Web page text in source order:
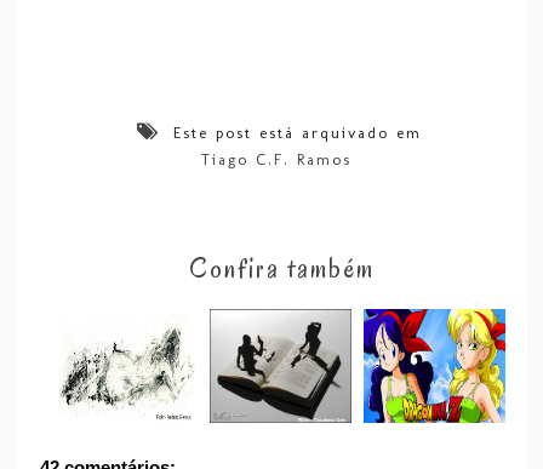
Este post está arquivado em
Tiago C.F. Ramos
Confira também